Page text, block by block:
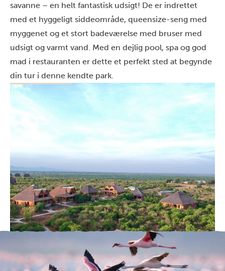
savanne – en helt fantastisk udsigt! De er indrettet
med et hyggeligt siddeområde, queensize-seng med
myggenet og et stort badeværelse med bruser med
udsigt og varmt vand. Med en dejlig pool, spa og god
mad i restauranten er dette et perfekt sted at begynde
din tur i denne kendte park.